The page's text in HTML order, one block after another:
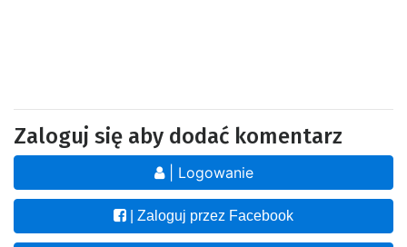
Zaloguj się aby dodać komentarz
| Logowanie
| Zaloguj przez Facebook